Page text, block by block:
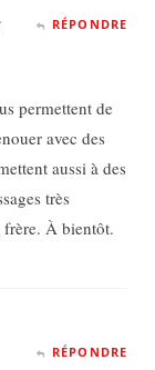
RÉPONDRE
permettent de
avec des
aussi à des
très
À bientôt.
RÉPONDRE